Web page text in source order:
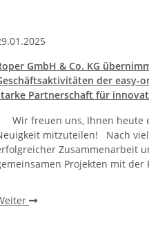
GmbH & Co. KG
der easy-
Partnerschaft für
Wir freuen uns, Ihnen heute
mitzuteilen! Nach
Zusammenarbeit
Projekten mit der